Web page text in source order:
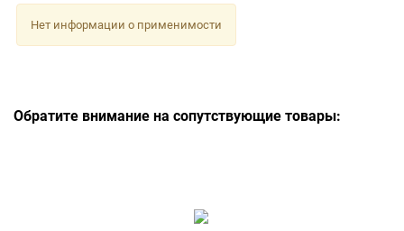
Нет информации о применимости
Обратите внимание на сопутствующие товары: